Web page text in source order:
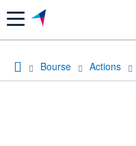
Menu
Bourse Actions